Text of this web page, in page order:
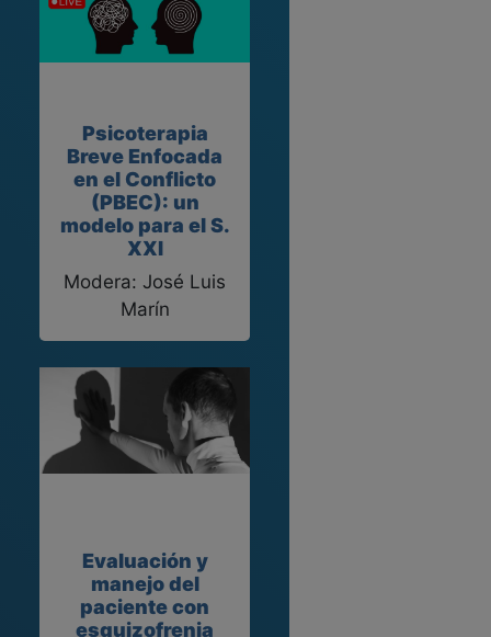
Psicoterapia
Breve Enfocada
en el Conflicto
(PBEC): un
modelo para el S.
XXI
Modera: José Luis
Marín
Evaluación y
manejo del
paciente con
esquizofrenia